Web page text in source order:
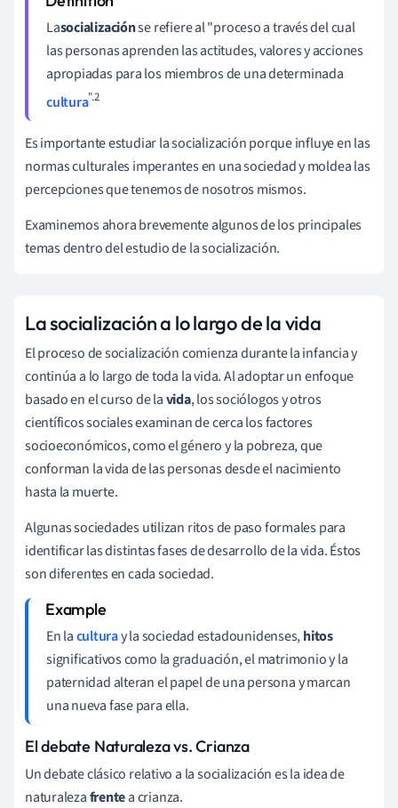
Lasocializaciónse refiere al "proceso a través del cual
las personas aprenden las actitudes, valores y acciones
apropiadas para los miembros de una determinada
cultura".2
Es importante estudiar la socialización porqueinfluye en las
normas culturales imperantes en una sociedad y moldea las
percepciones que tenemos de nosotros mismos.
Examinemos ahora brevemente algunos de los principales
temas dentro del estudio de la socialización.
La socialización a lo largo de la vida
El proceso de socialización comienza durante la infancia y
continúa a lo largo de toda la vida. Al adoptar un enfoque
basado en el curso de lavida, los sociólogos y otros
científicos sociales examinan de cerca los factores
socioeconómicos, como el género y la pobreza, que
conforman la vida de las personas desde el nacimiento
hasta la muerte.
Algunas sociedades utilizan ritos de paso formales para
identificar las distintas fases de desarrollo de la vida. Éstos
son diferentes en cada sociedad.
En laculturay la sociedad estadounidenses,hitos
significativos como la graduación, el matrimonio y la
paternidad alteran el papel de una persona y marcan
una nueva fase para ella.
El debate Naturaleza vs. Crianza
Un debate clásico relativo a la socialización es la idea de
naturalezafrentea crianza.